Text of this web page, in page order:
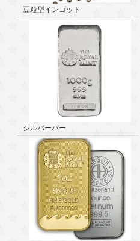
豆粒型インゴット
シルバーバー